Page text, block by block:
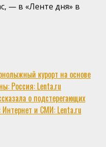
— в «Ленте дня» в
курорт на основе
Россия: Lenta.ru
о подстерегающих
Интернет и СМИ: Lenta.ru